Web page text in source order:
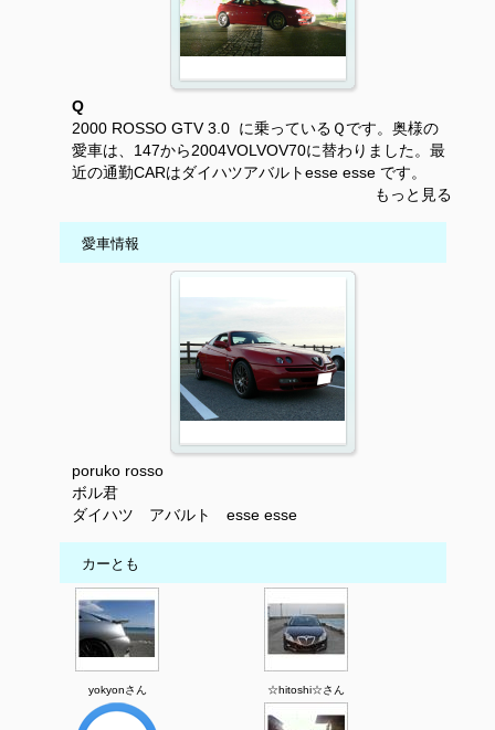
Q
2000 ROSSO GTV 3.0 に乗っているＱです。奥様の
愛車は、147から2004VOLVOV70に替わりました。最
近の通勤CARはダイハツアバルトesse esse です。
もっと見る
愛車情報
poruko rosso
ボル君
ダイハツ アバルト esse esse
カーとも
yokyonさん ☆hitoshi☆さん